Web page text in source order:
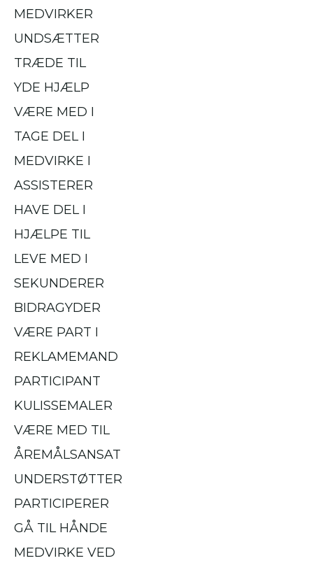
MEDVIRKER
UNDSÆTTER
TRÆDE TIL
YDE HJÆLP
VÆRE MED I
TAGE DEL I
MEDVIRKE I
ASSISTERER
HAVE DEL I
HJÆLPE TIL
LEVE MED I
SEKUNDERER
BIDRAGYDER
VÆRE PART I
REKLAMEMAND
PARTICIPANT
KULISSEMALER
VÆRE MED TIL
ÅREMÅLSANSAT
UNDERSTØTTER
PARTICIPERER
GÅ TIL HÅNDE
MEDVIRKE VED